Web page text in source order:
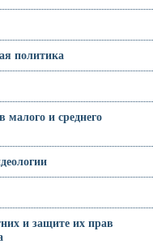
политика
малого и среднего
и защите их прав